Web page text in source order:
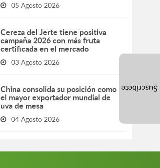
05 Agosto 2026
Cereza del Jerte tiene positiva
campaña 2026 con más fruta
certificada en el mercado
03 Agosto 2026
China consolida su posición como
el mayor exportador mundial de
uva de mesa
04 Agosto 2026
Suscríbete